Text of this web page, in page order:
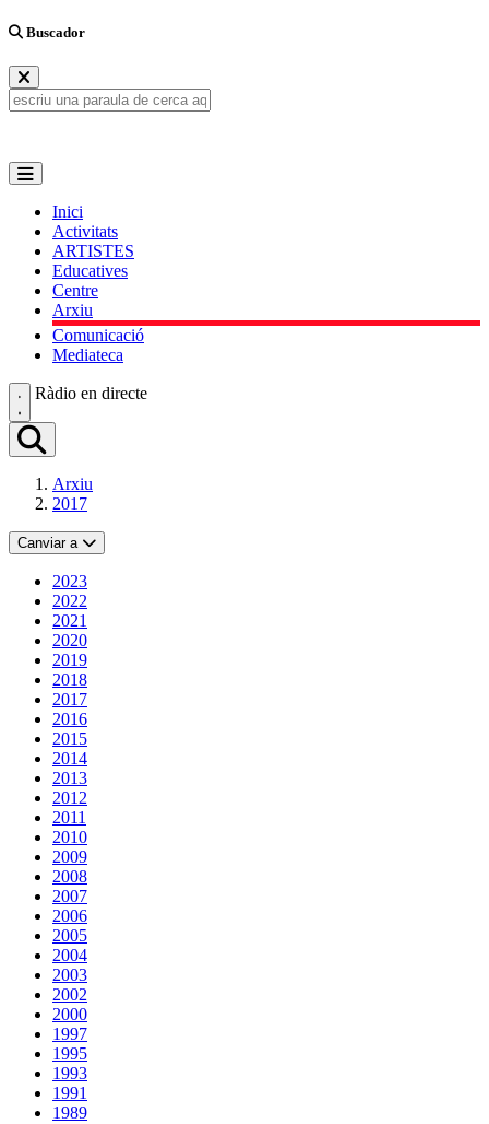
Buscador
Inici
Activitats
ARTISTES
Educatives
Centre
Arxiu
Comunicació
Mediateca
Ràdio en directe
Arxiu
2017
Canviar a
2023
2022
2021
2020
2019
2018
2017
2016
2015
2014
2013
2012
2011
2010
2009
2008
2007
2006
2005
2004
2003
2002
2000
1997
1995
1993
1991
1989